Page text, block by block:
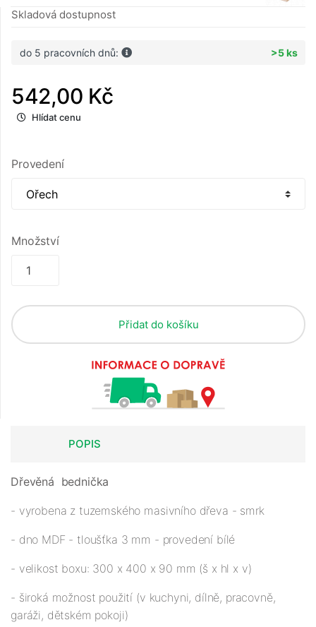
Skladová dostupnost
do 5 pracovních dnů: >5 ks
542,00 Kč
Hlídat cenu
Provedení
Množství
Přidat do košíku
POPIS
Dřevěná bednička
- vyrobena z tuzemského masivního dřeva - smrk
- dno MDF - tloušťka 3 mm - provedení bílé
- velikost boxu: 300 x 400 x 90 mm (š x hl x v)
- široká možnost použití (v kuchyni, dílně, pracovně,
garáži, dětském pokoji)